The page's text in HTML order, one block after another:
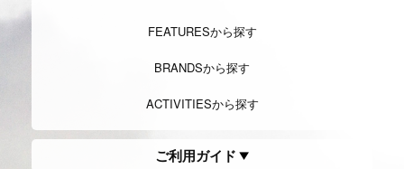
FEATURESから探す
BRANDSから探す
ACTIVITIESから探す
ご利用ガイド